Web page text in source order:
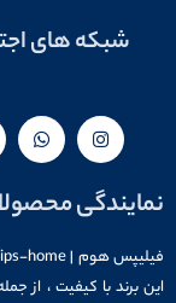
شبکه های
نمایندگی
این برند با کیفیت ، از